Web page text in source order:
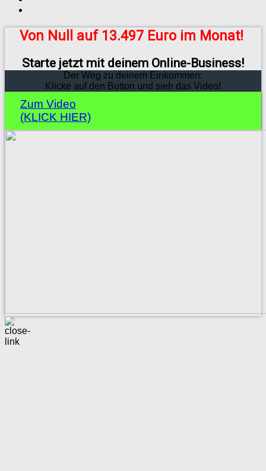
Von Null auf 13.497 Euro im Monat!
Starte jetzt mit deinem Online-Business!
Der Weg zu deinem Einkommen:
Klicke auf den Button und sieh das Video!
Zum Video
(KLICK HIER)